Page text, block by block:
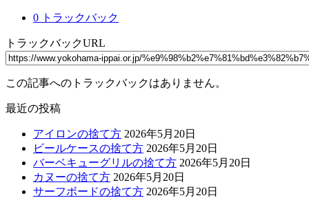
0 トラックバック
トラックバックURL
この記事へのトラックバックはありません。
最近の投稿
アイロンの捨て方 2026年5月20日
ビールケースの捨て方 2026年5月20日
バーベキューグリルの捨て方 2026年5月20日
カヌーの捨て方 2026年5月20日
サーフボードの捨て方 2026年5月20日